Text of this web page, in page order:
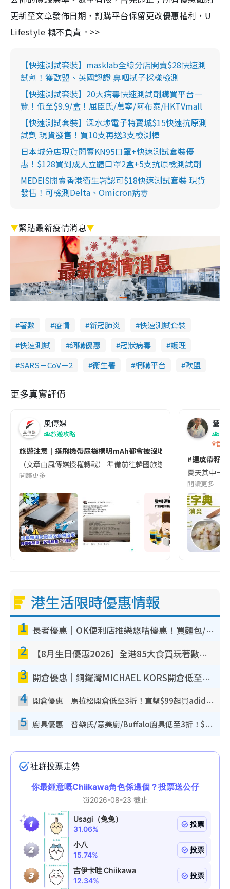
更新至文章發佈日期，訂購平台保留更改優惠權利，U
Lifestyle 概不負責。>>
【快速測試套裝】masklab全線分店開賣$28快速測
試劑！獲歐盟、英國認證 鼻咽拭子採樣檢測
【快速測試套裝】20大病毒快速測試劑購買平台一
覽！低至$9.9/盒！屈臣氏/萬寧/阿布泰/HKTVmall
【快速測試套裝】深水埗電子特賣城$15快速抗原測
試劑 現貨發售！買10支再送3支檢測棒
日本城分店現貨開賣KN95口罩+快速測試套裝優
惠！$128買到成人立體口罩2盒+5支抗原檢測試劑
MEDEIS開賣香港衛生署認可$18快速測試套裝 現貨
發售！可檢測Delta、Omicron病毒
▼緊貼最新疫情消息▼
著數 疫情 新冠肺炎
快速測試套裝
快速測試
網購優惠 冠狀病毒
護理
SARS－CoV－2
衞生署 網購平台 歐盟
更多真實評價
風傳媒
旅遊攻略
旅遊注意｜搭飛機帶尿袋標明mAh都會被沒收😱出發前切記檢查
（文章由風傳媒授權轉載） 準備前往韓國旅遊的民眾，近期要
閱讀更多
營養
香港
#連皮帶籽
夏天其中一
閱讀更多
港生活限時優惠情報
1 長者優惠｜OK便利店推樂悠咭優惠！買麵包/牛奶/保健品拍卡即減
2 【8月生日優惠2026】全港85大食買玩著數攻略 自助餐/火鍋放題同行免費＋誠品/DONKI送現金券
3 開倉優惠｜銅鑼灣MICHAEL KORS開倉低至17折！直擊$500起買手袋/銀包/鞋款 必買經典Jet Set系列
4 開倉優惠｜馬拉松開倉低至3折！直擊$99起買adidas／New Balance／Puma鞋款 STANLEY保溫杯劈價至$119起
5 廚具優惠｜普樂氏/意美廚/Buffalo廚具低至3折！$89起買煎鍋／炒鑊／個人鍋 同場小家電激減至$99起